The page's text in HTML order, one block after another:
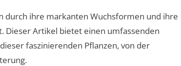
durch ihre markanten Wuchsformen und ihre
Dieser Artikel bietet einen umfassenden
faszinierenden Pflanzen, von der